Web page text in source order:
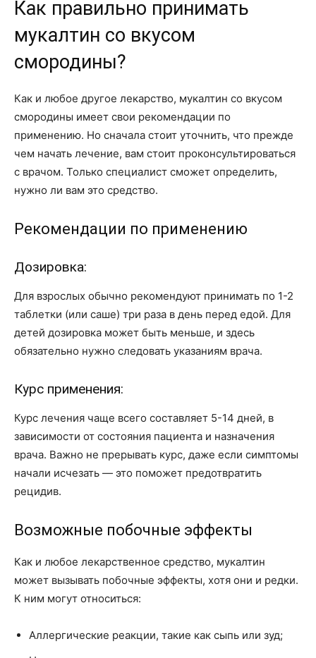
Как правильно принимать
мукалтин со вкусом
смородины?
Как и любое другое лекарство, мукалтин со вкусом
смородины имеет свои рекомендации по
применению. Но сначала стоит уточнить, что прежде
чем начать лечение, вам стоит проконсультироваться
с врачом. Только специалист сможет определить,
нужно ли вам это средство.
Рекомендации по применению
Дозировка:
Для взрослых обычно рекомендуют принимать по 1-2
таблетки (или саше) три раза в день перед едой. Для
детей дозировка может быть меньше, и здесь
обязательно нужно следовать указаниям врача.
Курс применения:
Курс лечения чаще всего составляет 5-14 дней, в
зависимости от состояния пациента и назначения
врача. Важно не прерывать курс, даже если симптомы
начали исчезать — это поможет предотвратить
рецидив.
Возможные побочные эффекты
Как и любое лекарственное средство, мукалтин
может вызывать побочные эффекты, хотя они и редки.
К ним могут относиться:
Аллергические реакции, такие как сыпь или зуд;